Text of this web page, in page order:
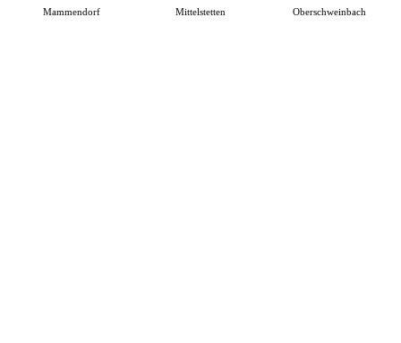
Mammendorf Mittelstetten Oberschweinbach